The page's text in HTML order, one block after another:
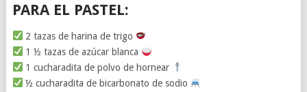
PARA EL PASTEL:
2 tazas de harina de trigo
1 ½ tazas de azúcar blanca
1 cucharadita de polvo de hornear
½ cucharadita de bicarbonato de sodio